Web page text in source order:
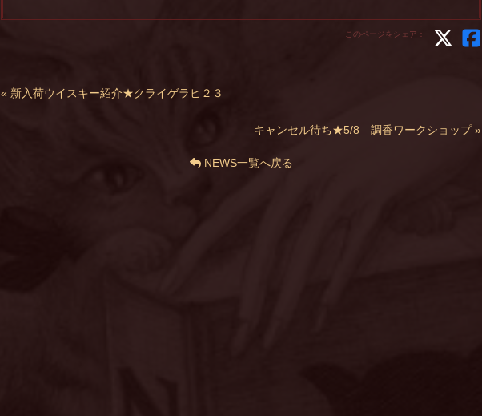
このページをシェア：
« 新入荷ウイスキー紹介★クライゲラヒ２３
キャンセル待ち★5/8 調香ワークショップ »
NEWS一覧へ戻る